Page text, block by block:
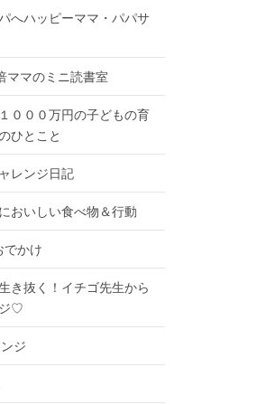
へハッピーママ・パパサ
マのミニ読書室
０００万円の子どもの育
ひとこと
レンジ日記
おいしい食べ物＆行動
かけ
き抜く！イチゴ先生から
♡
ジ